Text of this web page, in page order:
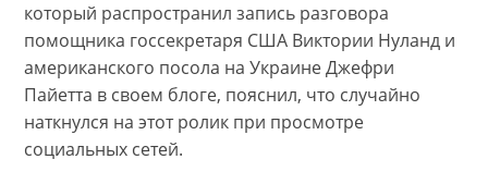
который распространил запись разговора
помощника госсекретаря США Виктории Нуланд и
американского посола на Украине Джефри
Пайетта в своем блоге, пояснил, что случайно
наткнулся на этот ролик при просмотре
социальных сетей.